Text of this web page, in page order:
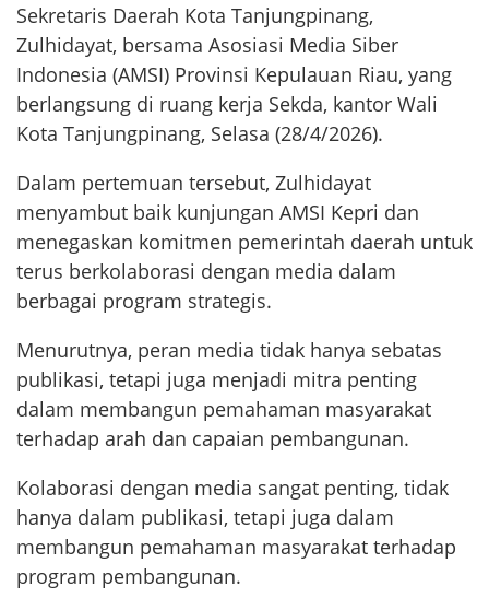
Sekretaris Daerah Kota Tanjungpinang,
Zulhidayat, bersama Asosiasi Media Siber
Indonesia (AMSI) Provinsi Kepulauan Riau, yang
berlangsung di ruang kerja Sekda, kantor Wali
Kota Tanjungpinang, Selasa (28/4/2026).
Dalam pertemuan tersebut, Zulhidayat
menyambut baik kunjungan AMSI Kepri dan
menegaskan komitmen pemerintah daerah untuk
terus berkolaborasi dengan media dalam
berbagai program strategis.
Menurutnya, peran media tidak hanya sebatas
publikasi, tetapi juga menjadi mitra penting
dalam membangun pemahaman masyarakat
terhadap arah dan capaian pembangunan.
Kolaborasi dengan media sangat penting, tidak
hanya dalam publikasi, tetapi juga dalam
membangun pemahaman masyarakat terhadap
program pembangunan.